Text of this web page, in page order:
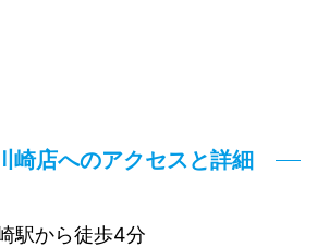
崎店へのアクセスと詳細
駅から徒歩4分